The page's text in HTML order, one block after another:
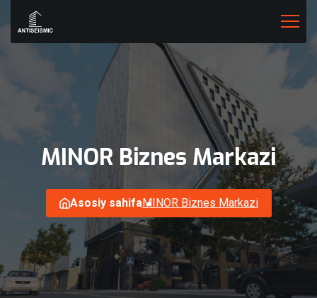
MINOR Biznes Markazi
Asosiy sahifaMINOR Biznes Markazi